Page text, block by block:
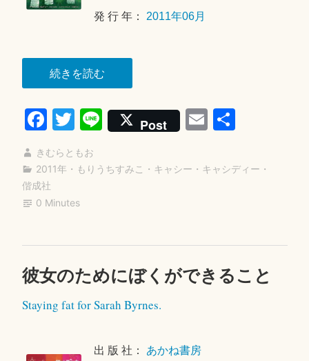
発 行 年： 2011年06月
続きを読む“ス
カ
ー
レ
ト”
Fa
ce
bo
ok
T
wi
tte
Li
ne
Post E
ail
共
きむらともお
2011年 ・ もりうちすみこ ・ キャシー・キャシディー ・
偕成社
0 Minutes
彼女のためにぼくができること
Staying fat for Sarah Byrnes.
出 版 社： あかね書房